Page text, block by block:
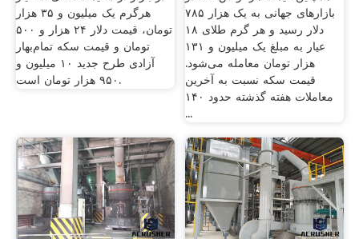
هرگرم یک میلیون و ۳۵ هزار
تومان، قیمت دلار ۲۴ هزار و ۵۰۰
تومان و قیمت سکه تمام‌بهار
آزادی طرح جدید ۱۰ میلیون و
۹۵۰ هزار تومان است.
بازار‌های جهانی به یک هزار ۷۸۵
دلار رسید و هر گرم طلای ۱۸
عیار به مبلغ یک میلیون و ۱۳۱
هزار تومان معامله می‌شود.
قیمت سکه نسبت به آخرین
معاملات هفته گذشته حدود ۱۴۰
...